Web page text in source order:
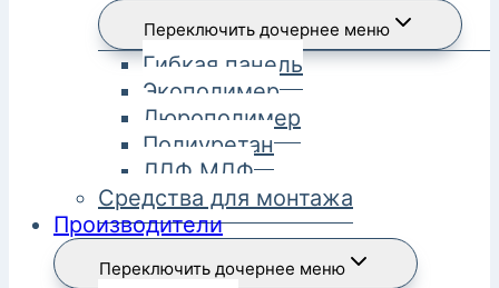
Переключить дочернее меню
Гибкая панель
Экополимер
Дюрополимер
Полиуретан
ЛДФ МДФ
Средства для монтажа
Производители
Переключить дочернее меню